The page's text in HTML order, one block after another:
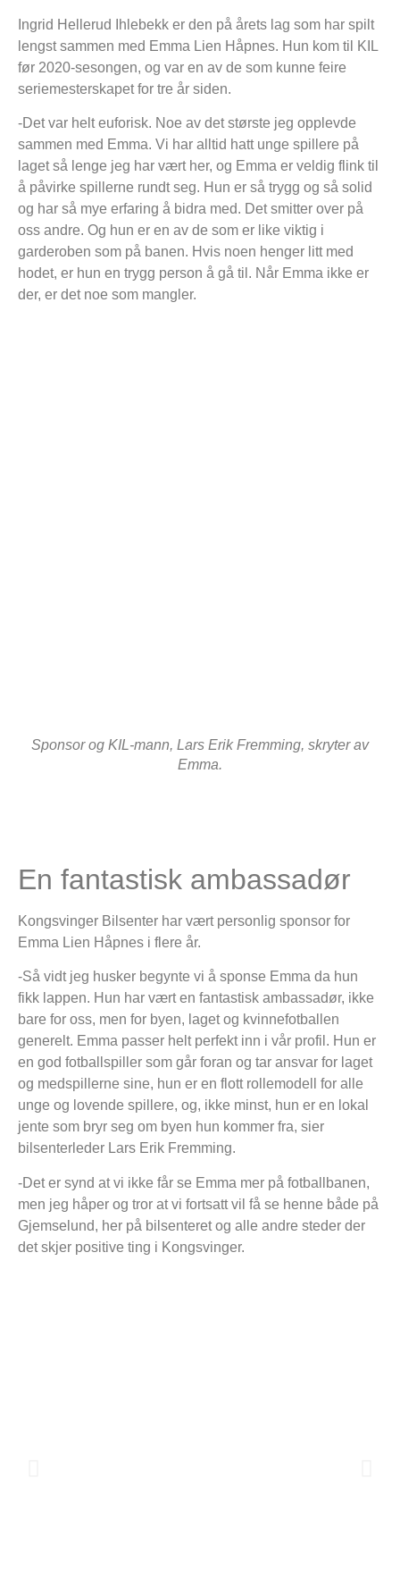
Ingrid Hellerud Ihlebekk er den på årets lag som har spilt
lengst sammen med Emma Lien Håpnes. Hun kom til KIL
før 2020-sesongen, og var en av de som kunne feire
seriemesterskapet for tre år siden.
-Det var helt euforisk. Noe av det største jeg opplevde
sammen med Emma. Vi har alltid hatt unge spillere på
laget så lenge jeg har vært her, og Emma er veldig flink til
å påvirke spillerne rundt seg. Hun er så trygg og så solid
og har så mye erfaring å bidra med. Det smitter over på
oss andre. Og hun er en av de som er like viktig i
garderoben som på banen. Hvis noen henger litt med
hodet, er hun en trygg person å gå til. Når Emma ikke er
der, er det noe som mangler.
Sponsor og KIL-mann, Lars Erik Fremming, skryter av
Emma.
En fantastisk ambassadør
Kongsvinger Bilsenter har vært personlig sponsor for
Emma Lien Håpnes i flere år.
-Så vidt jeg husker begynte vi å sponse Emma da hun
fikk lappen. Hun har vært en fantastisk ambassadør, ikke
bare for oss, men for byen, laget og kvinnefotballen
generelt. Emma passer helt perfekt inn i vår profil. Hun er
en god fotballspiller som går foran og tar ansvar for laget
og medspillerne sine, hun er en flott rollemodell for alle
unge og lovende spillere, og, ikke minst, hun er en lokal
jente som bryr seg om byen hun kommer fra, sier
bilsenterleder Lars Erik Fremming.
-Det er synd at vi ikke får se Emma mer på fotballbanen,
men jeg håper og tror at vi fortsatt vil få se henne både på
Gjemselund, her på bilsenteret og alle andre steder der
det skjer positive ting i Kongsvinger.